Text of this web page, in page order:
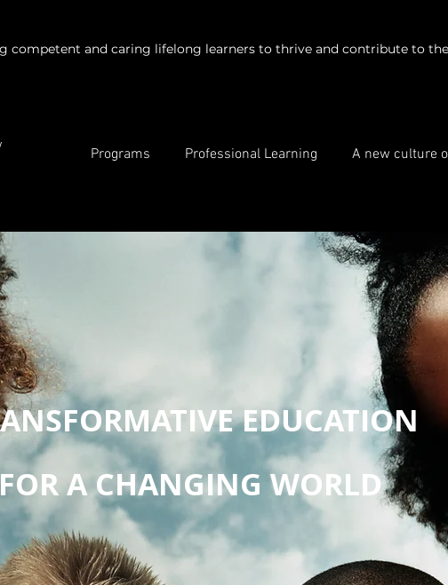
competent and caring lifelong learners to thrive and contribute to
Programs Professional Learning A new culture
EDUCATION
A CHANGING WORLD